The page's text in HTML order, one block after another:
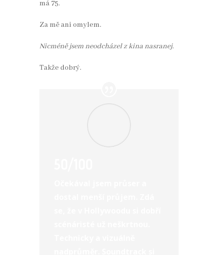
má 75.
Za mě ani omylem.
Nicméně jsem neodcházel z kina nasranej.
Takže dobrý.